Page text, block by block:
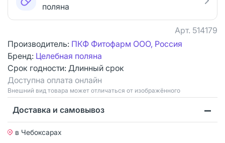
поляна
Арт. 514179
Производитель: ПКФ Фитофарм ООО, Россия
Бренд: Целебная поляна
Срок годности: Длинный срок
Доступна оплата онлайн
Bнешний вид товара может отличаться от изображённого
Доставка и самовывоз
в Чебоксарах